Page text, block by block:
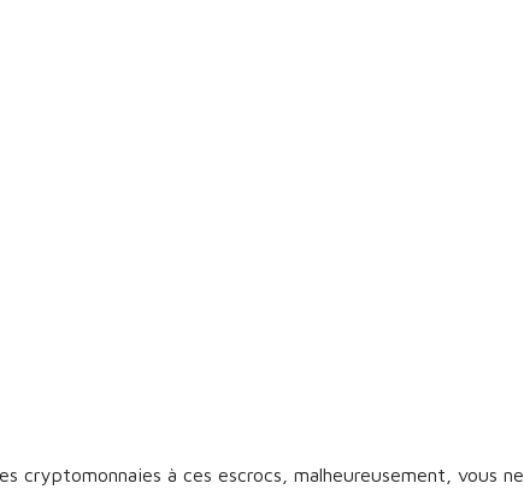
cryptomonnaies à ces escrocs, malheureusement, vous ne